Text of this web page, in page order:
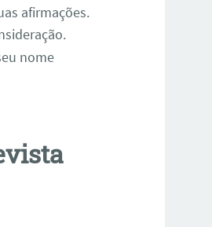
afirmações.
nome